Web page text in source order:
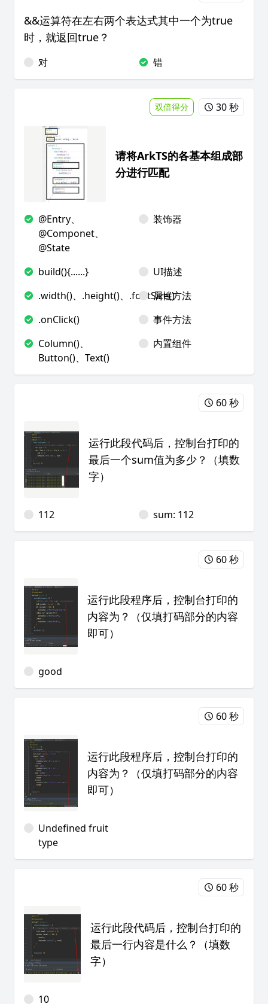
&&运算符在左右两个表达式其中一个为true
时，就返回true？
对 错
双倍得分 30 秒
请将ArkTS的各基本组成部
分进行匹配
@Entry、
@Componet、
@State
装饰器
build(){......}
UI描述
.width()、.height()、.fontSize()
属性方法
.onClick()
事件方法
Column()、
Button()、Text()
内置组件
60 秒
运行此段代码后，控制台打印的
最后一个sum值为多少？（填数
字）
112 sum: 112
60 秒
运行此段程序后，控制台打印的
内容为？（仅填打码部分的内容
即可）
good
60 秒
运行此段程序后，控制台打印的
内容为？（仅填打码部分的内容
即可）
Undefined fruit
type
60 秒
运行此段代码后，控制台打印的
最后一行内容是什么？（填数
字）
10